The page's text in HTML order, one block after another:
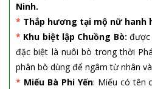
Ninh.
* Thắp hương tại mộ nữ hanh
* Khu biệt lập Chuồng Bò: được
đặc biệt là nuôi bò trong thời
phân bò dùng để ngâm từ nhân
* Miếu Bà Phi Yến: Miếu có tên